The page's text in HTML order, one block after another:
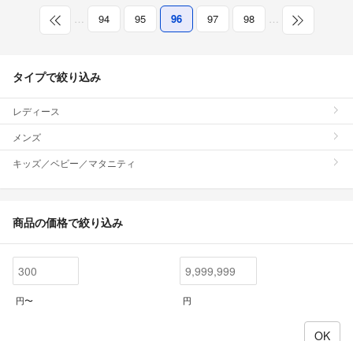
… 94 95 96 97 98 …
タイプで絞り込み
レディース
メンズ
キッズ／ベビー／マタニティ
商品の価格で絞り込み
円〜 円